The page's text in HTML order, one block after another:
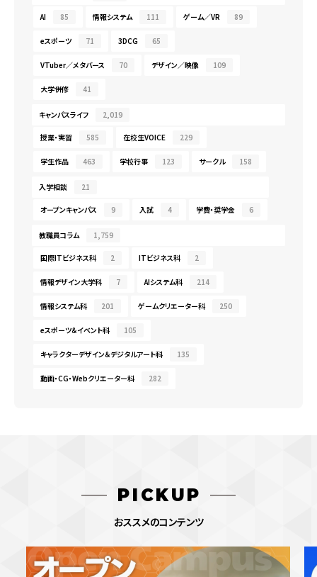
AI 85 情報システム 111 ゲーム／VR 89
eスポーツ 71 3DCG 65
VTuber／メタバース 70 デザイン／映像 109
大学併修 41
キャンパスライフ 2,019
授業・実習 585 在校生VOICE 229
学生作品 463 学校行事 123 サークル 158
入学相談 21
オープンキャンパス 9 入試 4 学費・奨学金 6
教職員コラム 1,759
国際ITビジネス科 2 ITビジネス科 2
情報デザイン大学科 7 AIシステム科 214
情報システム科 201 ゲームクリエーター科 250
eスポーツ＆イベント科 105
キャラクターデザイン＆デジタルアート科 135
動画・CG・Webクリエーター科 282
PICKUP
おススメのコンテンツ